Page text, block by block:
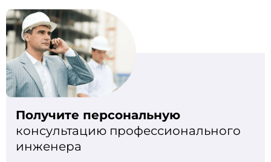
Получите персональную
консультацию профессионального
инженера